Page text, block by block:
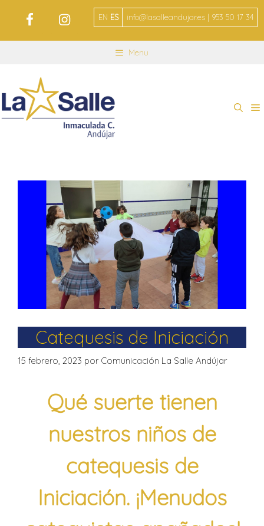
EN ES info@lasalleandujar.es | 953 50 17 34
Menu
Catequesis de Iniciación
15 febrero, 2023 por Comunicación La Salle Andújar
Qué suerte tienen
nuestros niños de
catequesis de
Iniciación. ¡Menudos